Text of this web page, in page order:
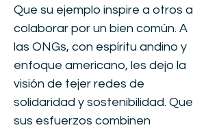
Que su ejemplo inspire a otros a
colaborar por un bien común. A
las ONGs, con espíritu andino y
enfoque americano, les dejo la
visión de tejer redes de
solidaridad y sostenibilidad. Que
sus esfuerzos combinen